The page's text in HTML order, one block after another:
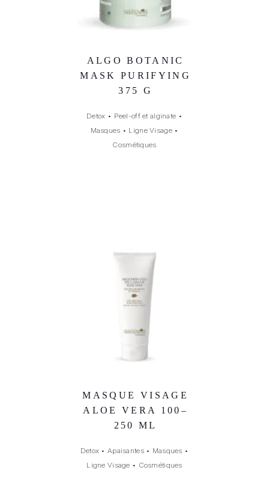
ALGO BOTANIC
MASK PURIFYING
375 G
Detox • Peel-off et alginate •
Masques • Ligne Visage•
Cosmétiques
MASQUE VISAGE
ALOE VERA 100–
250 ML
Detox • Apaisantes• Masques •
Ligne Visage • Cosmétiques